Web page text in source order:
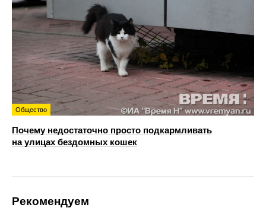
Общество
Почему недостаточно просто подкармливать
на улицах бездомных кошек
Рекомендуем